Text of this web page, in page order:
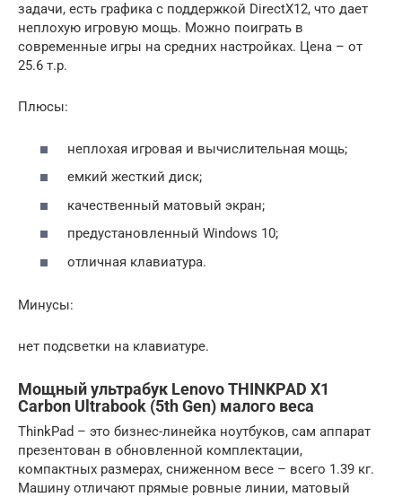
задачи, есть графика с поддержкой DirectX12, что дает
неплохую игровую мощь. Можно поиграть в
современные игры на средних настройках. Цена – от
25.6 т.р.
Плюсы:
неплохая игровая и вычислительная мощь;
емкий жесткий диск;
качественный матовый экран;
предустановленный Windows 10;
отличная клавиатура.
Минусы:
нет подсветки на клавиатуре.
Мощный ультрабук Lenovo THINKPAD X1
Carbon Ultrabook (5th Gen) малого веса
ThinkPad – это бизнес-линейка ноутбуков, сам аппарат
презентован в обновленной комплектации,
компактных размерах, сниженном весе – всего 1.39 кг.
Машину отличают прямые ровные линии, матовый